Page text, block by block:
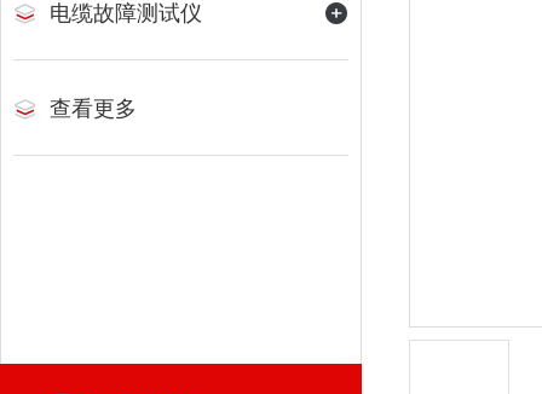
电缆故障测试仪
查看更多